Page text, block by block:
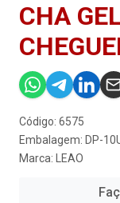
CHA
Código: 6575
Embalagem: DP-
Marca:
LEAO